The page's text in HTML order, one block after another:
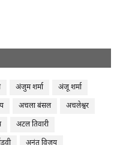
अंजुम शर्मा
अंजू शर्मा
अचला बंसल
अचलेश्वर
अटल तिवारी